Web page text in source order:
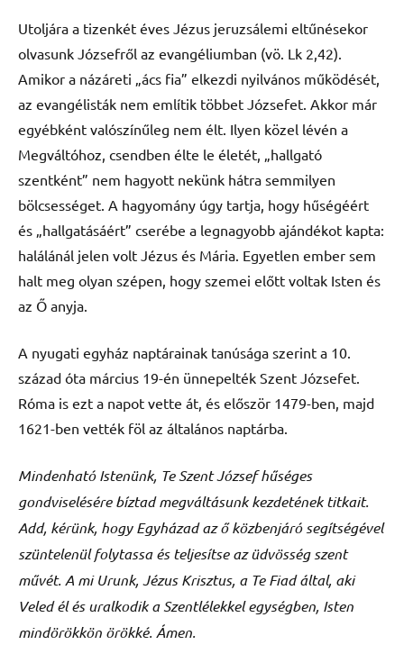
Utoljára a tizenkét éves Jézus jeruzsálemi eltűnésekor
olvasunk Józsefről az evangéliumban (vö. Lk 2,42).
Amikor a názáreti „ács fia” elkezdi nyilvános működését,
az evangélisták nem említik többet Józsefet. Akkor már
egyébként valószínűleg nem élt. Ilyen közel lévén a
Megváltóhoz, csendben élte le életét, „hallgató
szentként” nem hagyott nekünk hátra semmilyen
bölcsességet. A hagyomány úgy tartja, hogy hűségéért
és „hallgatásáért” cserébe a legnagyobb ajándékot kapta:
halálánál jelen volt Jézus és Mária. Egyetlen ember sem
halt meg olyan szépen, hogy szemei előtt voltak Isten és
az Ő anyja.
A nyugati egyház naptárainak tanúsága szerint a 10.
század óta március 19-én ünnepelték Szent Józsefet.
Róma is ezt a napot vette át, és először 1479-ben, majd
1621-ben vették föl az általános naptárba.
Mindenható Istenünk, Te Szent József hűséges
gondviselésére bíztad megváltásunk kezdetének titkait.
Add, kérünk, hogy Egyházad az ő közbenjáró segítségével
szüntelenül folytassa és teljesítse az üdvösség szent
művét. A mi Urunk, Jézus Krisztus, a Te Fiad által, aki
Veled él és uralkodik a Szentlélekkel egységben, Isten
mindörökkön örökké. Ámen.